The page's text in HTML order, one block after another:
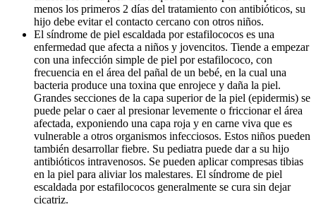
menos los primeros 2 días del tratamiento con antibióticos, su
hijo debe evitar el contacto cercano con otros niños.
El síndrome de piel escaldada por estafilococos es una
enfermedad que afecta a niños y jovencitos. Tiende a empezar
con una infección simple de piel por estafilococo, con
frecuencia en el área del pañal de un bebé, en la cual una
bacteria produce una toxina que enrojece y daña la piel.
Grandes secciones de la capa superior de la piel (epidermis) se
puede pelar o caer al presionar levemente o friccionar el área
afectada, exponiendo una capa roja y en carne viva que es
vulnerable a otros organismos infecciosos. Estos niños pueden
también desarrollar fiebre. Su pediatra puede dar a su hijo
antibióticos intravenosos. Se pueden aplicar compresas tibias
en la piel para aliviar los malestares. El síndrome de piel
escaldada por estafilococos generalmente se cura sin dejar
cicatriz.